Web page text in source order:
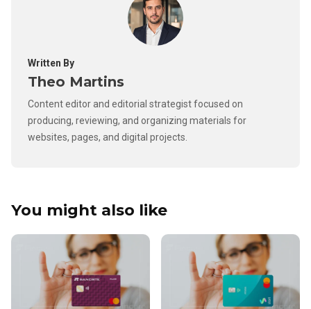
Written By
Theo Martins
Content editor and editorial strategist focused on
producing, reviewing, and organizing materials for
websites, pages, and digital projects.
You might also like